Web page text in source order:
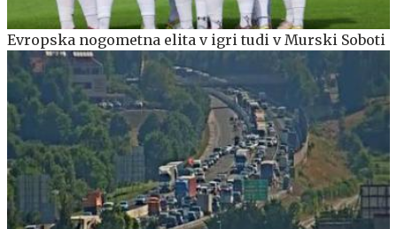
Evropska nogometna elita v igri tudi v Murski Soboti